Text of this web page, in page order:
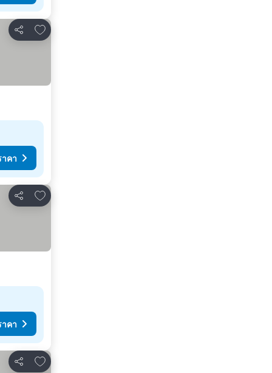
แชร์
เพิ่มในรายการโปรด
คา
แชร์
เพิ่มในรายการโปรด
คา
แชร์
เพิ่มในรายการโปรด